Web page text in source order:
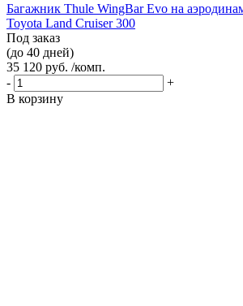
Багажник Thule WingBar Evo на
Toyota Land Cruiser 300
Под заказ
(до 40 дней)
35 120 руб. /комп.
-
+
В корзину